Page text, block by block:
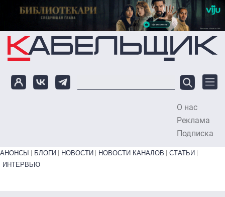
Перейти к основному содержанию
О нас
Реклама
Подписка
Primary links bottom
АНОНСЫ БЛОГИ НОВОСТИ НОВОСТИ КАНАЛОВ
СТАТЬИ
ИНТЕРВЬЮ